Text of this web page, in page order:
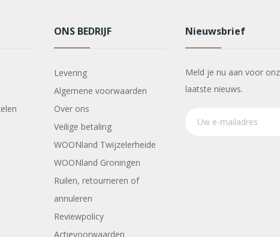
ONS BEDRIJF
Levering
Algemene voorwaarden
Over ons
Veilige betaling
WOONland Twijzelerheide
WOONland Groningen
Ruilen, retourneren of
annuleren
Reviewpolicy
Actievoorwaarden
Nieuwsbrief
Meld je nu aan voor
laatste nieuws.